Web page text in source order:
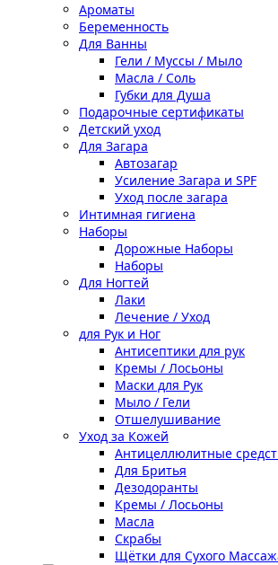
Ароматы
Беременность
Для Ванны
Гели / Муссы / Мыло
Масла / Соль
Губки для Душа
Подарочные сертификаты
Детский уход
Для Загара
Автозагар
Усиление Загара и SPF
Уход после загара
Интимная гигиена
Наборы
Дорожные Наборы
Наборы
Для Ногтей
Лаки
Лечение / Уход
для Рук и Ног
Антисептики для рук
Кремы / Лосьоны
Маски для Рук
Мыло / Гели
Отшелушивание
Уход за Кожей
Антицеллюлитные
Для Бритья
Дезодоранты
Кремы / Лосьоны
Масла
Скрабы
Щётки для Сухого